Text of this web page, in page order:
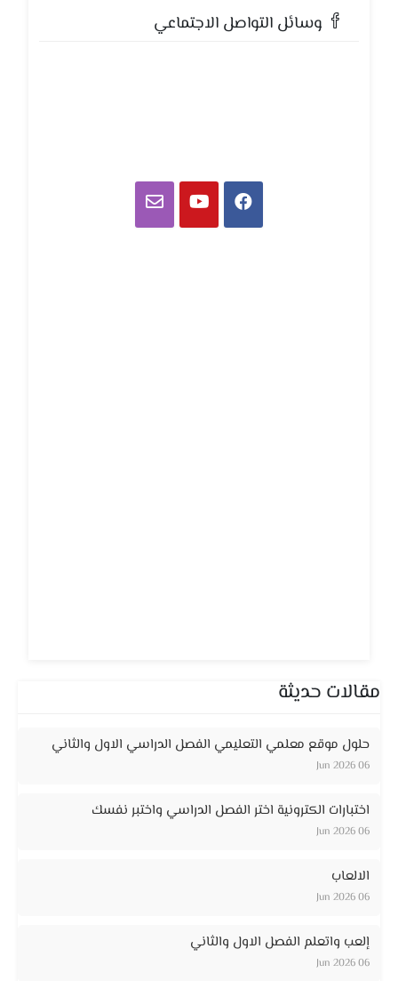
وسائل التواصل الاجتماعي
مقالات حديثة
حلول موقع معلمي التعليمي الفصل الدراسي الاول والثاني
06 Jun 2026
اختبارات الكترونية اختر الفصل الدراسي واختبر نفسك
06 Jun 2026
الالعاب
06 Jun 2026
إلعب واتعلم الفصل الاول والثاني
06 Jun 2026